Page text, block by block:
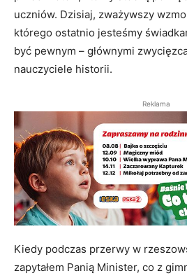
uczniów. Dzisiaj, zważywszy
którego ostatnio jesteśmy
być pewnym – głównymi
nauczyciele historii.
Reklama
Kiedy podczas przerwy w
zapytałem Panią Minister, co z